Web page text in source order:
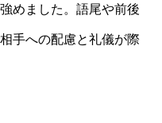
めました。語尾や前後
手への配慮と礼儀が際